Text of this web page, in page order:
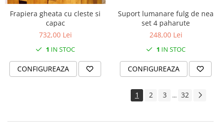
Frapiera gheata cu cleste si
capac
732,00 Lei
1 IN STOC
CONFIGUREAZA
Suport lumanare fulg de nea
set 4 paharute
248,00 Lei
1 IN STOC
CONFIGUREAZA
1 2 3 ... 32